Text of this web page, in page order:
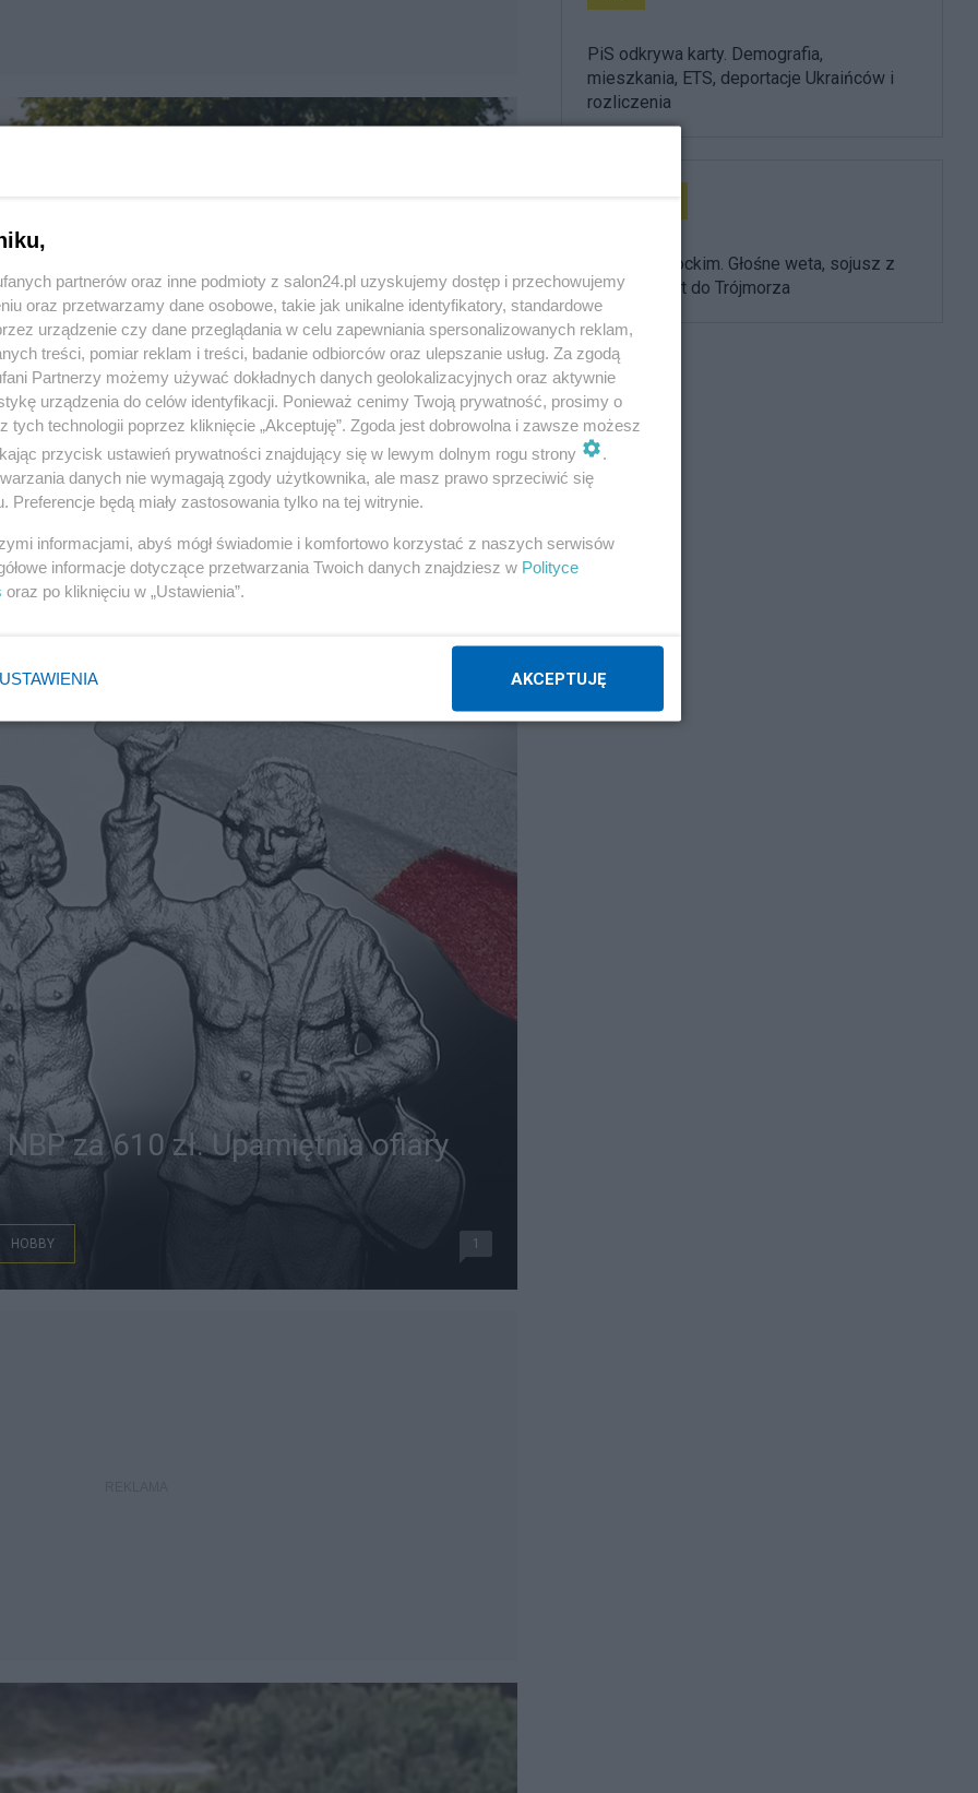
i taras. Co podnosi wartość
co marnuje budżet
za 610 zł. Upamiętnia ofiary
HOBBY 1
PiS odkrywa karty. Demografia,
mieszkania, ETS, deportacje Ukraińców i
rozliczenia
Rok z Nawrockim. Głośne weta, sojusz z
USA i powrót do Trójmorza
partnerów oraz inne podmioty z salon24.pl uzyskujemy dostęp i przechowujemy
oraz przetwarzamy dane osobowe, takie jak unikalne identyfikatory, standardowe
urządzenie czy dane przeglądania w celu zapewniania spersonalizowanych reklam,
treści, pomiar reklam i treści, badanie odbiorców oraz ulepszanie usług. Za zgodą
Partnerzy możemy używać dokładnych danych geolokalizacyjnych oraz aktywnie
urządzenia do celów identyfikacji. Ponieważ cenimy Twoją prywatność, prosimy o
tych technologii poprzez kliknięcie „Akceptuję”. Zgoda jest dobrowolna i zawsze możesz
przycisk ustawień prywatności znajdujący się w lewym dolnym rogu strony
.
danych nie wymagają zgody użytkownika, ale masz prawo sprzeciwić się
Preferencje będą miały zastosowania tylko na tej witrynie.
informacjami, abyś mógł świadomie i komfortowo korzystać z naszych serwisów
informacje dotyczące przetwarzania Twoich danych znajdziesz w Polityce
oraz po kliknięciu w „Ustawienia”.
USTAWIENIA AKCEPTUJĘ